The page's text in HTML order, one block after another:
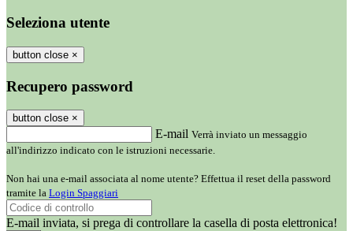
Seleziona utente
button close ×
Recupero password
button close ×
E-mail Verrà inviato un messaggio
all'indirizzo indicato con le istruzioni necessarie.
Non hai una e-mail associata al nome utente? Effettua il reset della password
tramite la Login Spaggiari
E-mail inviata, si prega di controllare la casella di posta elettronica!